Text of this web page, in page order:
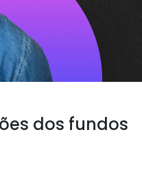
dos fundos